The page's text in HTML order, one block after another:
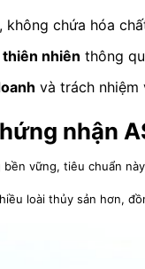
không chứa hóa
nhiên thông
và trách nhiệm
nhận
vững, tiêu chuẩn
loài thủy sản hơn,